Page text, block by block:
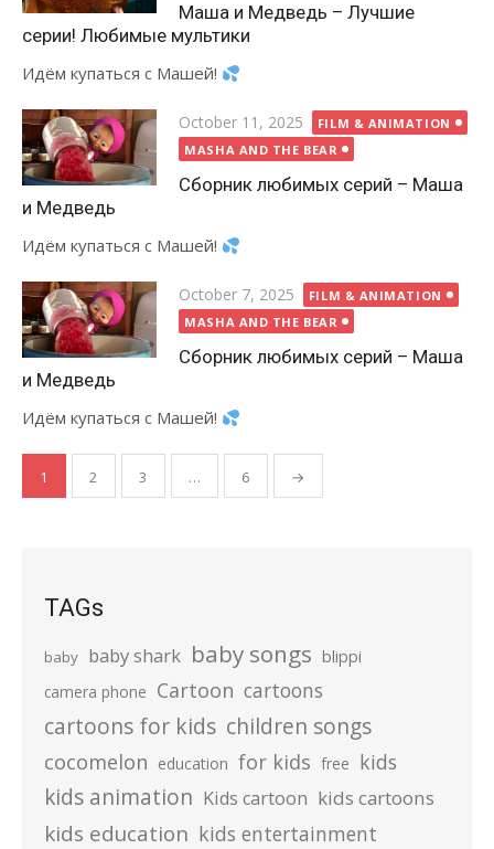
Маша и Медведь – Лучшие
серии! Любимые мультики
Идём купаться с Машей!
Posted
on
October 11, 2025
FILM & ANIMATION
MASHA AND THE BEAR
Сборник любимых серий – Маша
и Медведь
Идём купаться с Машей!
Posted
on
October 7, 2025
FILM & ANIMATION
MASHA AND THE BEAR
Сборник любимых серий – Маша
и Медведь
Идём купаться с Машей!
Posts
pagination
1 2 3 … 6 →
TAGs
baby baby shark baby songs blippi
camera phone Cartoon cartoons
cartoons for kids children songs
cocomelon education for kids free kids
kids animation Kids cartoon kids cartoons
kids education kids entertainment